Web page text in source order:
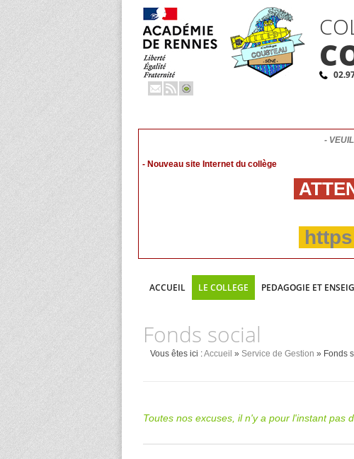
-
- Nouveau site Internet du collège
ACCUEIL LE COLLEGE PEDAGOGIE ET
Fonds social
Vous êtes ici :Accueil » Service de Gestion » Fonds
Toutes nos excuses, il n'y a pour l'instant pas